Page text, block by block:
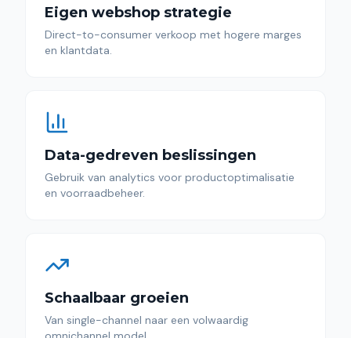
Eigen webshop strategie
Direct-to-consumer verkoop met hogere marges
en klantdata.
Data-gedreven beslissingen
Gebruik van analytics voor productoptimalisatie
en voorraadbeheer.
Schaalbaar groeien
Van single-channel naar een volwaardig